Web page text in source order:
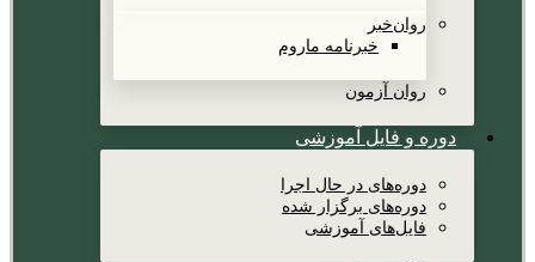
روان‌خبر
خبرنامه ماروم
روان آزمون
دوره و فایل آموزشی
دوره‌های در حال اجرا
دوره‌های برگزار شده
فایل‌های آموزشی